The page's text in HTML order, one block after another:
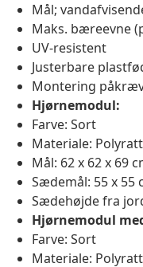
Mål;
Maks. bæreevne
UV-resistent
Justerbare
Montering
Hjørnemodul:
Farve: Sort
Materiale:
Mål: 62 x 62 x 69
Sædemål: 55 x 55
Sædehøjde fra
Hjørnemodul
Farve: Sort
Materiale: